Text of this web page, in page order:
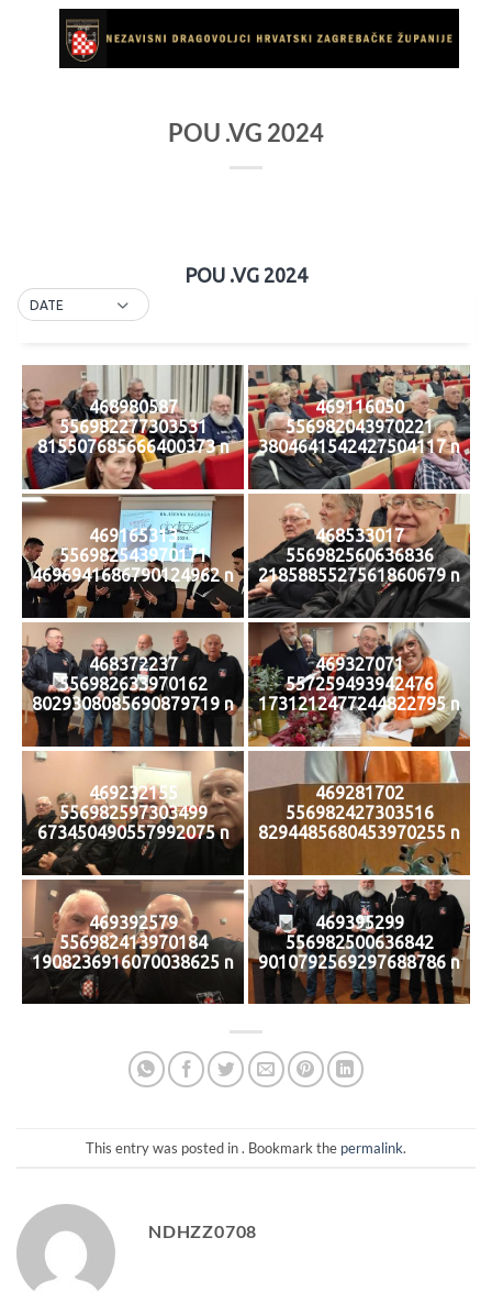
POU .VG 2024
POU .VG 2024
DATE
468980587
556982277303531
815507685666400373 n
469116050
556982043970221
3804641542427504117 n
469165313
556982543970171
4696941686790124962 n
468533017
556982560636836
2185885527561860679 n
468372237
556982633970162
8029308085690879719 n
469327071
557259493942476
1731212477244822795 n
469232155
556982597303499
673450490557992075 n
469281702
556982427303516
8294485680453970255 n
469392579
556982413970184
1908236916070038625 n
469395299
556982500636842
9010792569297688786 n
This entry was posted in . Bookmark the permalink.
NDHZZ0708